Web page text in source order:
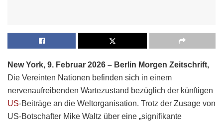
New York, 9. Februar 2026 – Berlin Morgen Zeitschrift,
Die Vereinten Nationen befinden sich in einem
nervenaufreibenden Wartezustand bezüglich der künftigen
US-Beiträge an die Weltorganisation. Trotz der Zusage von
US-Botschafter Mike Waltz über eine „signifikante